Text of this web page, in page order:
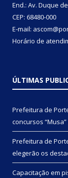
End.: Av. Duque
CEP: 68480-000
E-mail:
Horário de
ÚLTIMAS
Prefeitura de
concursos
Prefeitura de
elegerão os
Capacitação em